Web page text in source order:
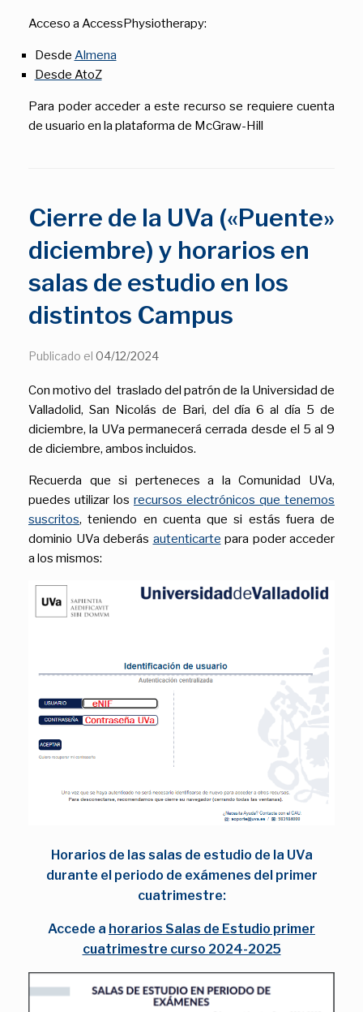
Acceso a AccessPhysiotherapy:
Desde Almena
Desde AtoZ
Para poder acceder a este recurso se requiere cuenta
de usuario en la plataforma de McGraw-Hill
Cierre de la UVa («Puente»
diciembre) y horarios en
salas de estudio en los
distintos Campus
Publicado el 04/12/2024
Con motivo del traslado del patrón de la Universidad de
Valladolid, San Nicolás de Bari, del día 6 al día 5 de
diciembre, la UVa permanecerá cerrada desde el 5 al 9
de diciembre, ambos incluidos.
Recuerda que si perteneces a la Comunidad UVa,
puedes utilizar los recursos electrónicos que tenemos
suscritos, teniendo en cuenta que si estás fuera de
dominio UVa deberás autenticarte para poder acceder
a los mismos:
Horarios de las salas de estudio de la UVa
durante el periodo de exámenes del primer
cuatrimestre:
Accede a horarios Salas de Estudio primer
cuatrimestre curso 2024-2025